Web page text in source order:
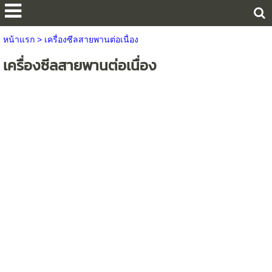
หน้าแรก> เครื่องซีลสายพานต่อเนื่อง
เครื่องซีลสายพานต่อเนื่อง